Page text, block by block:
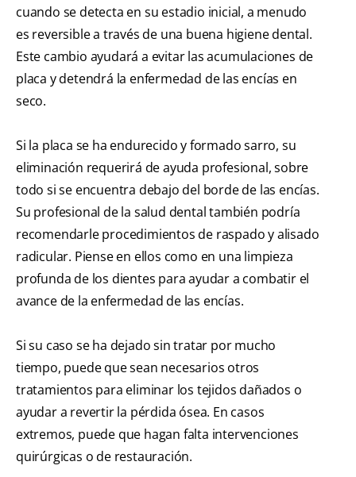
cuando se detecta en su estadio inicial, a menudo
es reversible a través de una buena higiene dental.
Este cambio ayudará a evitar las acumulaciones de
placa y detendrá la enfermedad de las encías en
seco.
Si la placa se ha endurecido y formado sarro, su
eliminación requerirá de ayuda profesional, sobre
todo si se encuentra debajo del borde de las encías.
Su profesional de la salud dental también podría
recomendarle procedimientos de raspado y alisado
radicular. Piense en ellos como en una limpieza
profunda de los dientes para ayudar a combatir el
avance de la enfermedad de las encías.
Si su caso se ha dejado sin tratar por mucho
tiempo, puede que sean necesarios otros
tratamientos para eliminar los tejidos dañados o
ayudar a revertir la pérdida ósea. En casos
extremos, puede que hagan falta intervenciones
quirúrgicas o de restauración.